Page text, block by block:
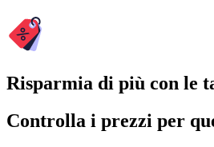
Risparmia di più con le
Controlla i prezzi per